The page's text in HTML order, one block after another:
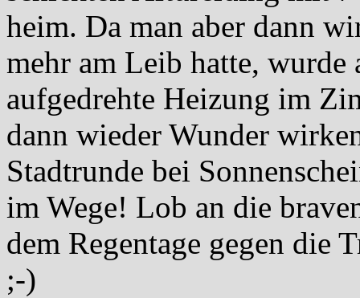
heim. Da man aber dann
mehr am Leib hatte,
aufgedrehte Heizung im
dann wieder Wunder
Stadtrunde bei
im Wege! Lob an die
dem Regentage gegen die
;-)